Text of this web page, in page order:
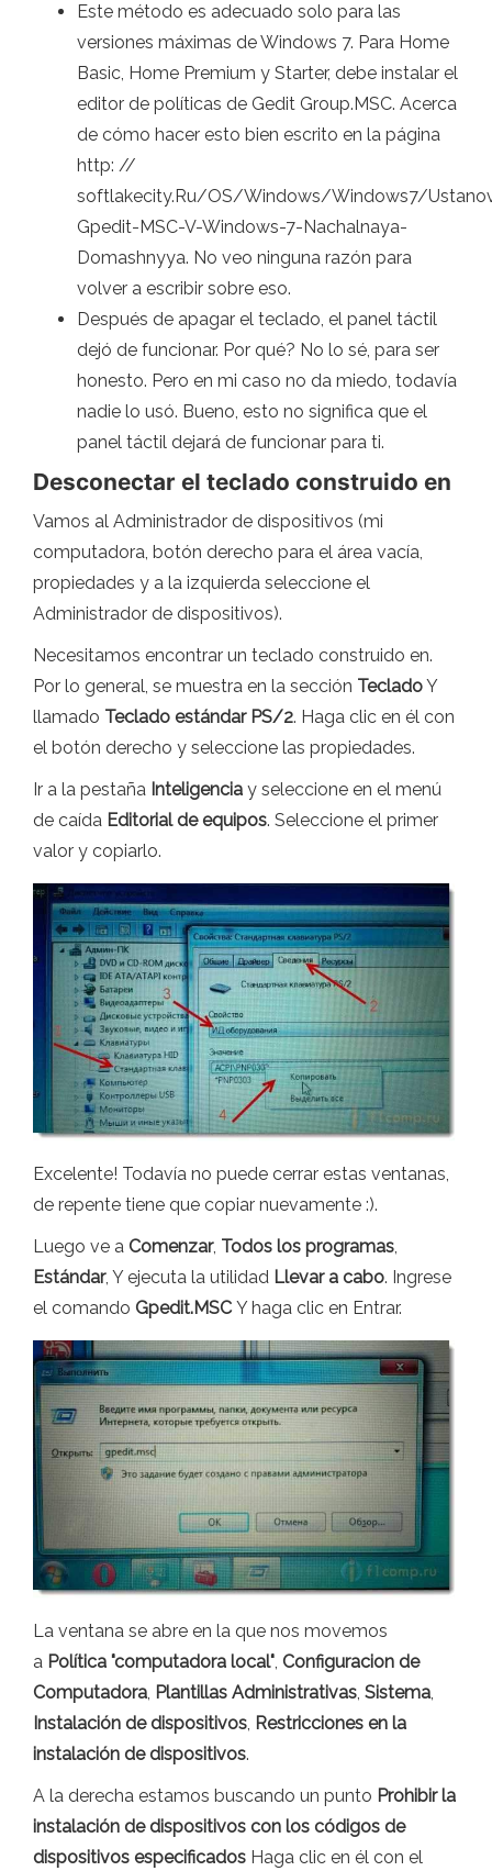
Este método es adecuado solo para las
versiones máximas de Windows 7. Para Home
Basic, Home Premium y Starter, debe instalar el
editor de políticas de Gedit Group.MSC. Acerca
de cómo hacer esto bien escrito en la página
http: //
softlakecity.Ru/OS/Windows/Windows7/
Gpedit-MSC-V-Windows-7-Nachalnaya-
Domashnyya. No veo ninguna razón para
volver a escribir sobre eso.
Después de apagar el teclado, el panel táctil
dejó de funcionar. Por qué? No lo sé, para ser
honesto. Pero en mi caso no da miedo, todavía
nadie lo usó. Bueno, esto no significa que el
panel táctil dejará de funcionar para ti.
Desconectar el teclado construido en
Vamos al Administrador de dispositivos (mi
computadora, botón derecho para el área vacía,
propiedades y a la izquierda seleccione el
Administrador de dispositivos).
Necesitamos encontrar un teclado construido en.
Por lo general, se muestra en la sección TecladoY
llamado Teclado estándar PS/2. Haga clic en él con
el botón derecho y seleccione las propiedades.
Ir a la pestaña Inteligencia y seleccione en el menú
de caída Editorial de equipos. Seleccione el primer
valor y copiarlo.
Excelente! Todavía no puede cerrar estas ventanas,
de repente tiene que copiar nuevamente :).
Luego ve a Comenzar, Todos los programas,
Estándar, Y ejecuta la utilidad Llevar a cabo. Ingrese
el comando Gpedit.MSCY haga clic en Entrar.
La ventana se abre en la que nos movemos
a Política "computadora local" Configuracion de
Computadora Plantillas Administrativas Sistema
Instalación de dispositivos Restricciones en la
instalación de dispositivos.
A la derecha estamos buscando un punto Prohibir la
instalación de dispositivos con los códigos de
dispositivos especificados Haga clic en él con el